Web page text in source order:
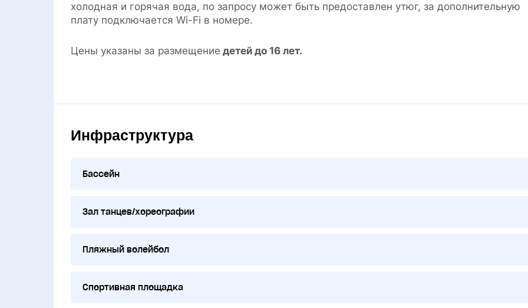
холодная и горячая вода, по запросу может быть предоставлен утюг, за дополнительную
плату подключается Wi-Fi в номере.
Цены указаны за размещение детей до 16 лет.
Инфраструктура
Бассейн
Зал танцев/хореографии
Пляжный волейбол
Спортивная площадка